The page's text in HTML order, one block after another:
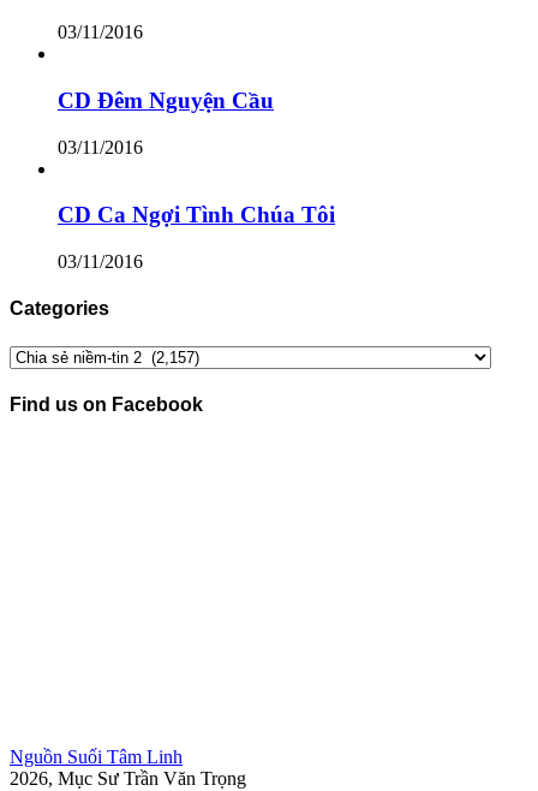
03/11/2016
CD Đêm Nguyện Cầu
03/11/2016
CD Ca Ngợi Tình Chúa Tôi
03/11/2016
Categories
Categories
Find us on Facebook
Nguồn Suối Tâm Linh
2026, Mục Sư Trần Văn Trọng